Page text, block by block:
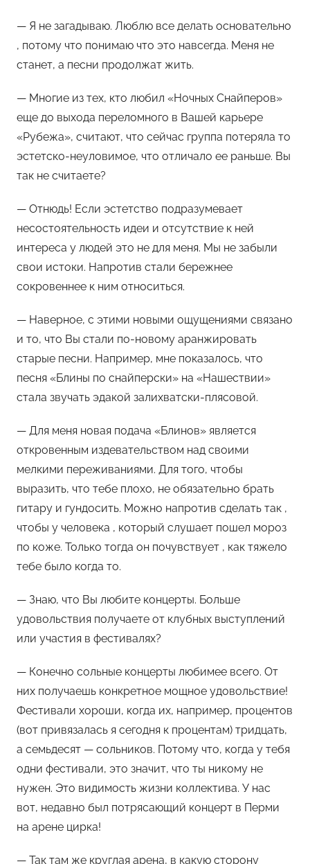
— Я не загадываю. Люблю все делать основательно
, потому что понимаю что это навсегда. Меня не
станет, а песни продолжат жить.
— Многие из тех, кто любил «Ночных Снайперов»
еще до выхода переломного в Вашей карьере
«Рубежа», считают, что сейчас группа потеряла то
эстетско-неуловимое, что отличало ее раньше. Вы
так не считаете?
— Отнюдь! Если эстетство подразумевает
несостоятельность идеи и отсутствие к ней
интереса у людей это не для меня. Мы не забыли
свои истоки. Напротив стали бережнее
сокровеннее к ним относиться.
— Наверное, с этими новыми ощущениями связано
и то, что Вы стали по-новому аранжировать
старые песни. Например, мне показалось, что
песня «Блины по снайперски» на «Нашествии»
стала звучать эдакой залихватски-плясовой.
— Для меня новая подача «Блинов» является
откровенным издевательством над своими
мелкими переживаниями. Для того, чтобы
выразить, что тебе плохо, не обязательно брать
гитару и гундосить. Можно напротив сделать так ,
чтобы у человека , который слушает пошел мороз
по коже. Только тогда он почувствует , как тяжело
тебе было когда то.
— Знаю, что Вы любите концерты. Больше
удовольствия получаете от клубных выступлений
или участия в фестивалях?
— Конечно сольные концерты любимее всего. От
них получаешь конкретное мощное удовольствие!
Фестивали хороши, когда их, например, процентов
(вот привязалась я сегодня к процентам) тридцать,
а семьдесят — сольников. Потому что, когда у тебя
одни фестивали, это значит, что ты никому не
нужен. Это видимость жизни коллектива. У нас
вот, недавно был потрясающий концерт в Перми
на арене цирка!
— Так там же круглая арена, в какую сторону